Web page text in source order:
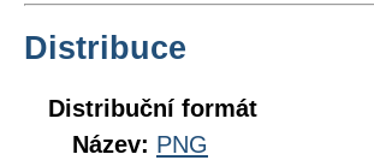
Distribuce
Distribuční formát
Název: PNG